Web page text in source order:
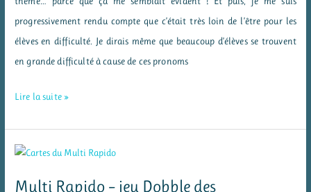
progressivement rendu compte que c’était très loin de l’être pour les
élèves en difficulté. Je dirais même que beaucoup d’élèves se trouvent
en grande difficulté à cause de ces pronoms
Les
sujets
Lire la suite »
Multi Rapido – jeu Dobble des